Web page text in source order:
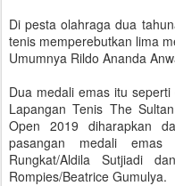
Di pesta olahraga dua
tenis memperebutkan lima
Umumnya Rildo Ananda
Dua medali emas itu
Lapangan Tenis The
Open 2019 diharapkan
pasangan medali emas
Rungkat/Aldila Sutjiadi
Rompies/Beatrice Gumulya.